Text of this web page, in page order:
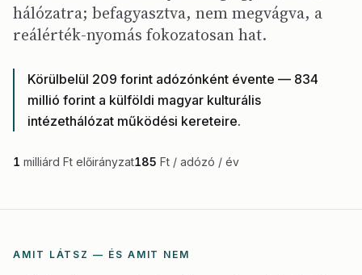
hálózatra; befagyasztva, nem megvágva, a
reálérték-nyomás fokozatosan hat.
Körülbelül 209 forint adózónként évente — 834
millió forint a külföldi magyar kulturális
intézethálózat működési kereteire.
1 milliárd Ft előirányzat185 Ft / adózó / év
AMIT LÁTSZ — ÉS AMIT NEM